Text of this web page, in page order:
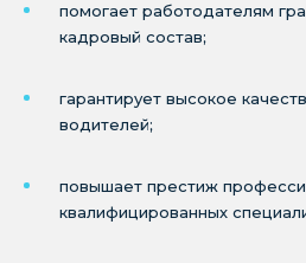
помогает работодателям
кадровый состав;
гарантирует высокое
водителей;
повышает престиж
квалифицированных